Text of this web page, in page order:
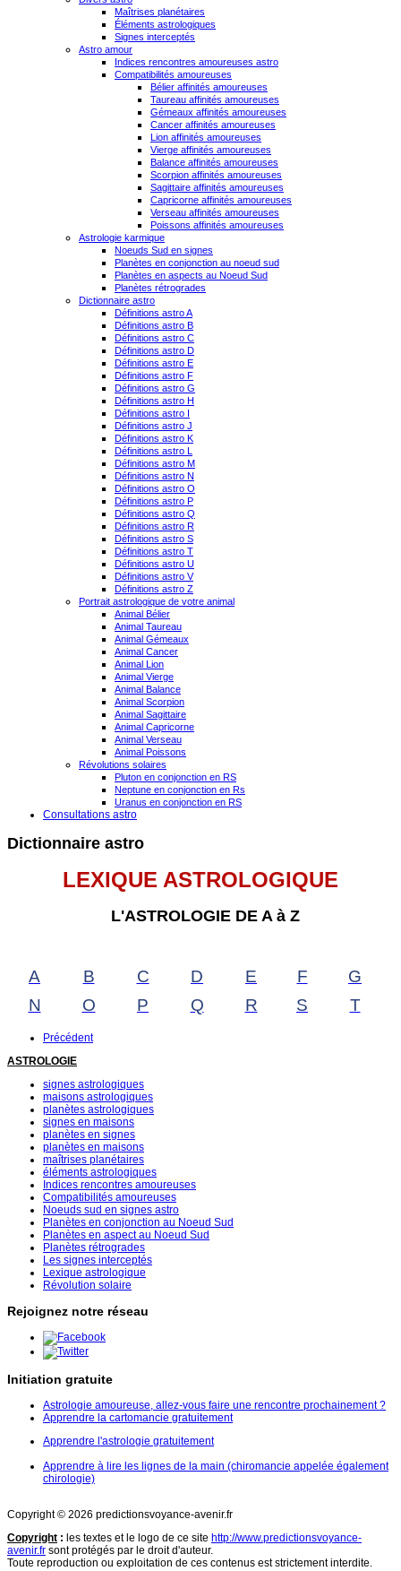
Maîtrises planétaires
Éléments astrologiques
Signes interceptés
Astro amour
Indices rencontres amoureuses astro
Compatibilités amoureuses
Bélier affinités amoureuses
Taureau affinités amoureuses
Gémeaux affinités amoureuses
Cancer affinités amoureuses
Lion affinités amoureuses
Vierge affinités amoureuses
Balance affinités amoureuses
Scorpion affinités amoureuses
Sagittaire affinités amoureuses
Capricorne affinités amoureuses
Verseau affinités amoureuses
Poissons affinités amoureuses
Astrologie karmique
Noeuds Sud en signes
Planètes en conjonction au noeud sud
Planètes en aspects au Noeud Sud
Planètes rétrogrades
Dictionnaire astro
Définitions astro A
Définitions astro B
Définitions astro C
Définitions astro D
Définitions astro E
Définitions astro F
Définitions astro G
Définitions astro H
Définitions astro I
Définitions astro J
Définitions astro K
Définitions astro L
Définitions astro M
Définitions astro N
Définitions astro O
Définitions astro P
Définitions astro Q
Définitions astro R
Définitions astro S
Définitions astro T
Définitions astro U
Définitions astro V
Définitions astro Z
Portrait astrologique de votre animal
Animal Bélier
Animal Taureau
Animal Gémeaux
Animal Cancer
Animal Lion
Animal Vierge
Animal Balance
Animal Scorpion
Animal Sagittaire
Animal Capricorne
Animal Verseau
Animal Poissons
Révolutions solaires
Pluton en conjonction en RS
Neptune en conjonction en Rs
Uranus en conjonction en RS
Consultations astro
Dictionnaire astro
LEXIQUE ASTROLOGIQUE
L'ASTROLOGIE DE A à Z
A B C D E F
G
N
O P Q R S T
Précédent
ASTROLOGIE
signes astrologiques
maisons astrologiques
planètes astrologiques
signes en maisons
planètes en signes
planètes en maisons
maîtrises planétaires
éléments astrologiques
Indices rencontres amoureuses
Compatibilités amoureuses
Noeuds sud en signes astro
Planètes en conjonction au Noeud Sud
Planètes en aspect au Noeud Sud
Planètes rétrogrades
Les signes interceptés
Lexique astrologique
Révolution solaire
Rejoignez notre réseau
Initiation gratuite
Astrologie amoureuse, allez-vous faire une rencontre prochainement ?
Apprendre la cartomancie gratuitement
Apprendre l'astrologie gratuitement
Apprendre à lire les lignes de la main (chiromancie appelée également
chirologie)
Copyright © 2026 predictionsvoyance-avenir.fr
Copyright : les textes et le logo de ce site http://www.predictionsvoyance-
avenir.fr sont protégés par le droit d'auteur.
Toute reproduction ou exploitation de ces contenus est strictement interdite.